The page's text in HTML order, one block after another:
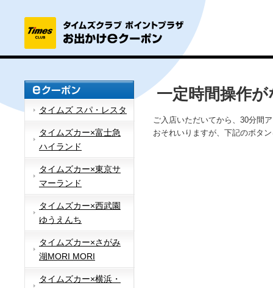
タイムズ スパ・レスタ
タイムズカー×富士急
ハイランド
タイムズカー×東京サ
マーランド
タイムズカー×西武園
ゆうえんち
タイムズカー×さがみ
湖MORI MORI
タイムズカー×横浜・
一定時間操作
ご入店いただいてから、30分間
おそれいりますが、下記のボタ